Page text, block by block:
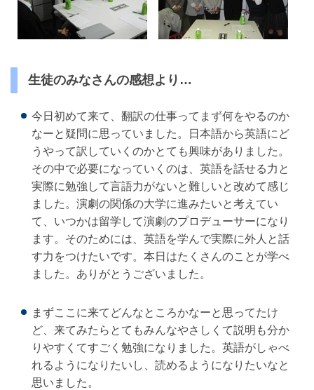
生徒のみなさんの感想より…
今日初めて来て、翻訳の仕事ってまず何をやるのか
なーと疑問に思っていました。日本語から英語にど
うやって訳していくのかとても興味がありました。
その中で必要になっていくのは、英語を話せる力と
実際に勉強して言語力がないと難しいと改めて感じ
ました。演劇の関係の大学に進みたいと考えてい
て、いつかは留学して演劇のプロデューサーになり
ます。そのためには、英語を学んで実際に外人と話
す力をつけたいです。本日はたくさんのことが学べ
ました。ありがとうございました。
まずここに来てどんなところかなーと思ってたけ
ど、来てみたらとてもみんなやさしくて説明も分か
りやすくてすごく勉強になりました。英語がしゃべ
れるようになりたいし、読めるようになりたいなと
思いました。